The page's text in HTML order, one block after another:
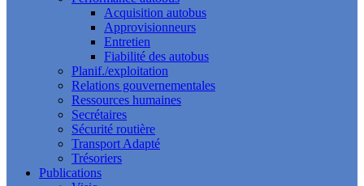
Acquisition autobus
Approvisionneurs
Entretien
Fiabilité des autobus
Planif./exploitation
Relations gouvernementales
Ressources humaines
Secrétaires
Sécurité routière
Transport Adapté
Trésoriers
Publications